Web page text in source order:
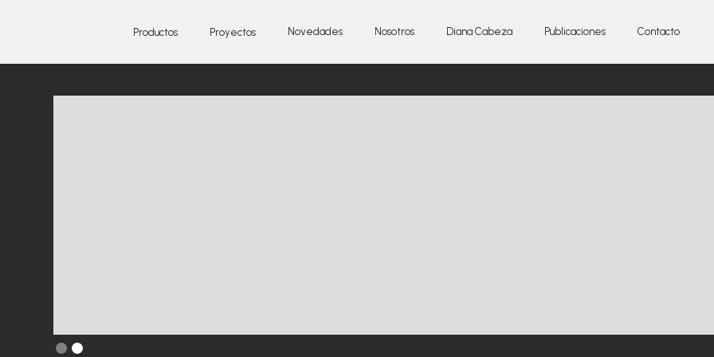
Productos Proyectos Novedades Nosotros Diana Cabeza Publicaciones Contacto
Slide 2 of 2.